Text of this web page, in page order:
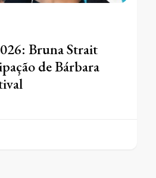
Bruna Strait
de Bárbara